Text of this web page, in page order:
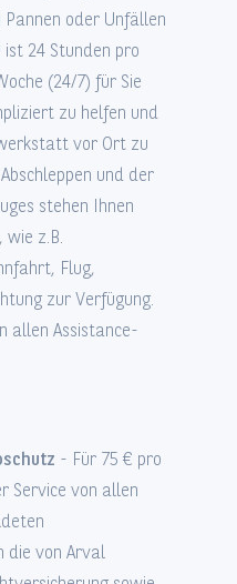
Pannen oder Unfällen
24 Stunden pro
(24/7) für Sie
zu helfen und
vor Ort zu
und der
stehen Ihnen
z.B.
Flug,
zur Verfügung.
allen Assistance-
- Für 75 € pro
Service von allen
die von Arval